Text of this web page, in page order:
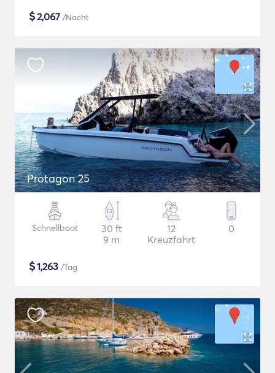
$2,067 /Nacht
Protagon 25
Schnellboot
30 ft
9 m
12
Kreuzfahrt
0
$1,263 /Tag